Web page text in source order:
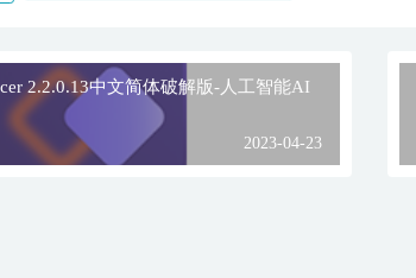
2.2.0.13中文简体破解版-人工智能AI
2023-04-23